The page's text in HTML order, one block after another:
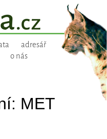
adresář
o nás
MET